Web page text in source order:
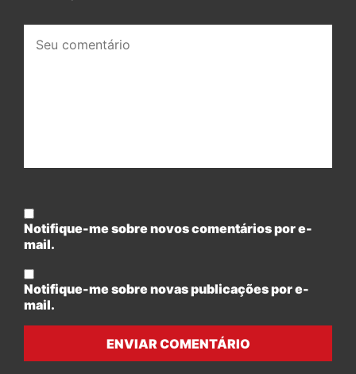
comentário:
Notifique-me sobre novos comentários por e-
mail.
Notifique-me sobre novas publicações por e-
mail.
ENVIAR COMENTÁRIO